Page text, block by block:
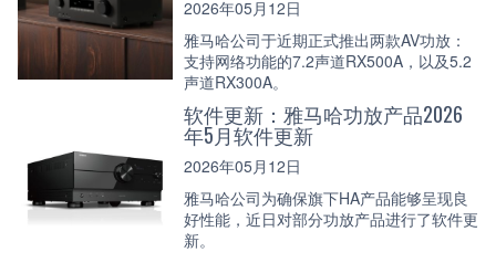
2026年05月12日
雅马哈公司于近期正式推出两款AV功放：
支持网络功能的7.2声道RX500A，以及5.2
声道RX300A。
软件更新：雅马哈功放产品2026
年5月软件更新
2026年05月12日
雅马哈公司为确保旗下HA产品能够呈现良
好性能，近日对部分功放产品进行了软件更
新。